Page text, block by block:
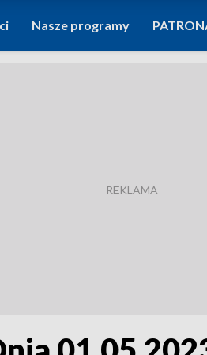
Nasze programy